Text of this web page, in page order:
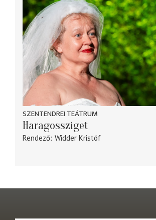
SZENTENDREI TEÁTRUM
Haragossziget
Rendező Widder Kristóf